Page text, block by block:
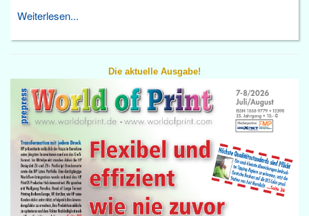
Weiterlesen...
Die aktuelle Ausgabe!